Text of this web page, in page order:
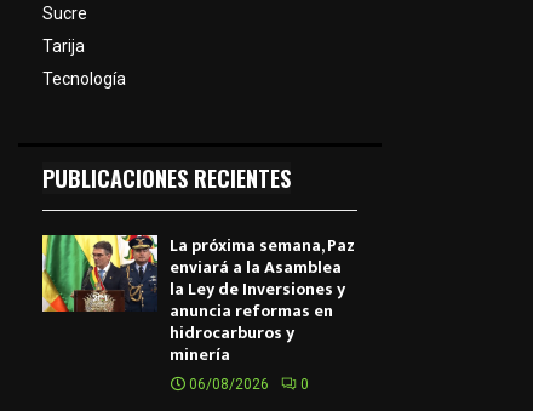
Sucre
Tarija
Tecnología
PUBLICACIONES RECIENTES
La próxima semana, Paz
enviará a la Asamblea
la Ley de Inversiones y
anuncia reformas en
hidrocarburos y
minería
06/08/2026 0